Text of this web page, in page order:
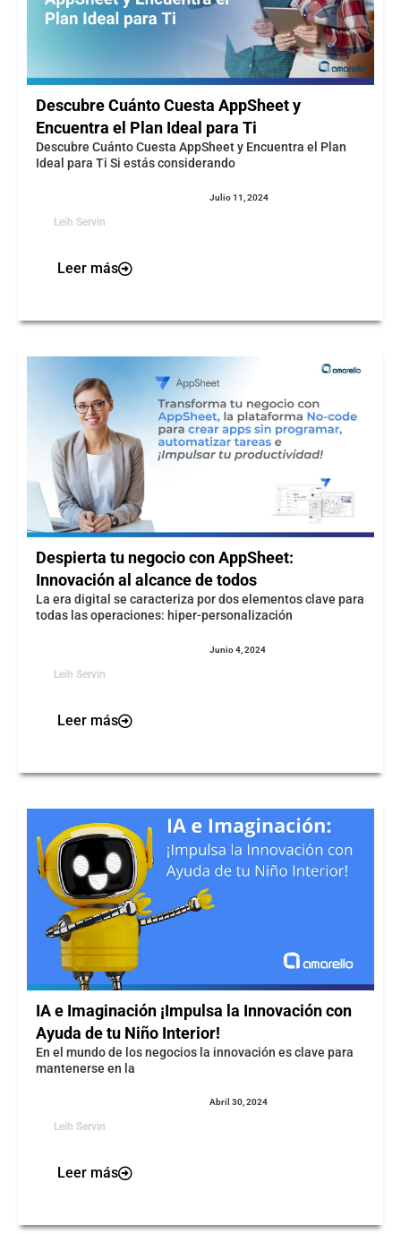
Descubre Cuánto Cuesta AppSheet y
Encuentra el Plan Ideal para Ti
Descubre Cuánto Cuesta AppSheet y Encuentra el Plan
Ideal para Ti Si estás considerando
Leih Servin
Julio 11, 2024
Leer más
Despierta tu negocio con AppSheet:
Innovación al alcance de todos
La era digital se caracteriza por dos elementos clave para
todas las operaciones: hiper-personalización
Leih Servin
Junio 4, 2024
Leer más
IA e Imaginación ¡Impulsa la Innovación con
Ayuda de tu Niño Interior!
En el mundo de los negocios la innovación es clave para
mantenerse en la
Leih Servin
Abril 30, 2024
Leer más